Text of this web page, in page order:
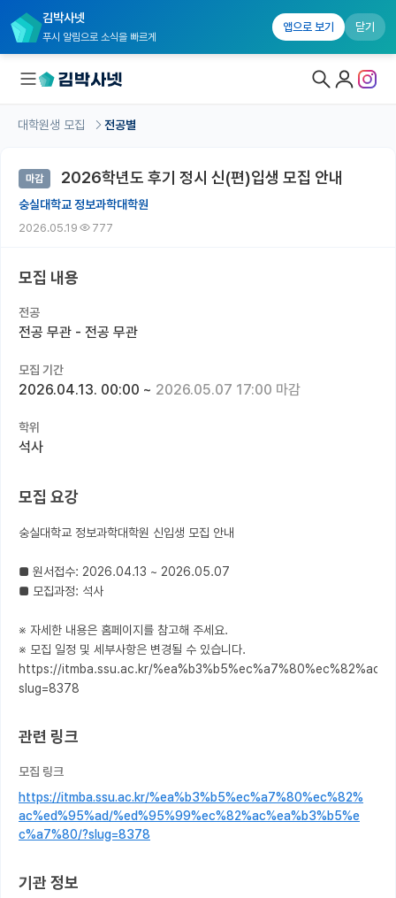
김박사넷
푸시 알림으로 소식을 빠르게
앱으로 보기 닫기
대학원생 모집 홈
전공별 모집 정보
지역별 모집 정보
국내대학원 정보
연구실&오픈랩
커뮤니티
유학교육
이벤트
반도체 아카데미
대학원생 모집 전공별
마감 2026학년도 후기 정시 신(편)입생 모집 안내
숭실대학교 정보과학대학원
2026.05.19 777
모집 내용
전공
전공 무관 - 전공 무관
모집 기간
2026.04.13. 00:00 ~ 2026.05.07 17:00 마감
학위
석사
모집 요강
숭실대학교 정보과학대학원 신입생 모집 안내
■ 원서접수: 2026.04.13 ~ 2026.05.07
■ 모집과정: 석사
※ 자세한 내용은 홈페이지를 참고해 주세요.
※ 모집 일정 및 세부사항은 변경될 수 있습니다.
https://itmba.ssu.ac.kr/
slug=8378
관련 링크
모집 링크
https://itmba.ssu.ac.kr/%ea%b3%b5%ec%a7%80%ec%82%
ac%ed%95%ad/%ed%95%99%ec%82%ac%ea%b3%b5%e
c%a7%80/?slug=8378
기관 정보